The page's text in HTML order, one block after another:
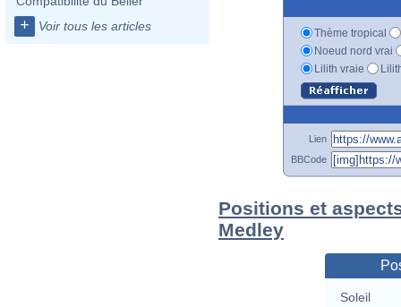
+ Voir tous les articles
Thème tropical
Noeud nord vrai
Lilith vraie
Lien
BBCode
Positions et
Medley
Soleil